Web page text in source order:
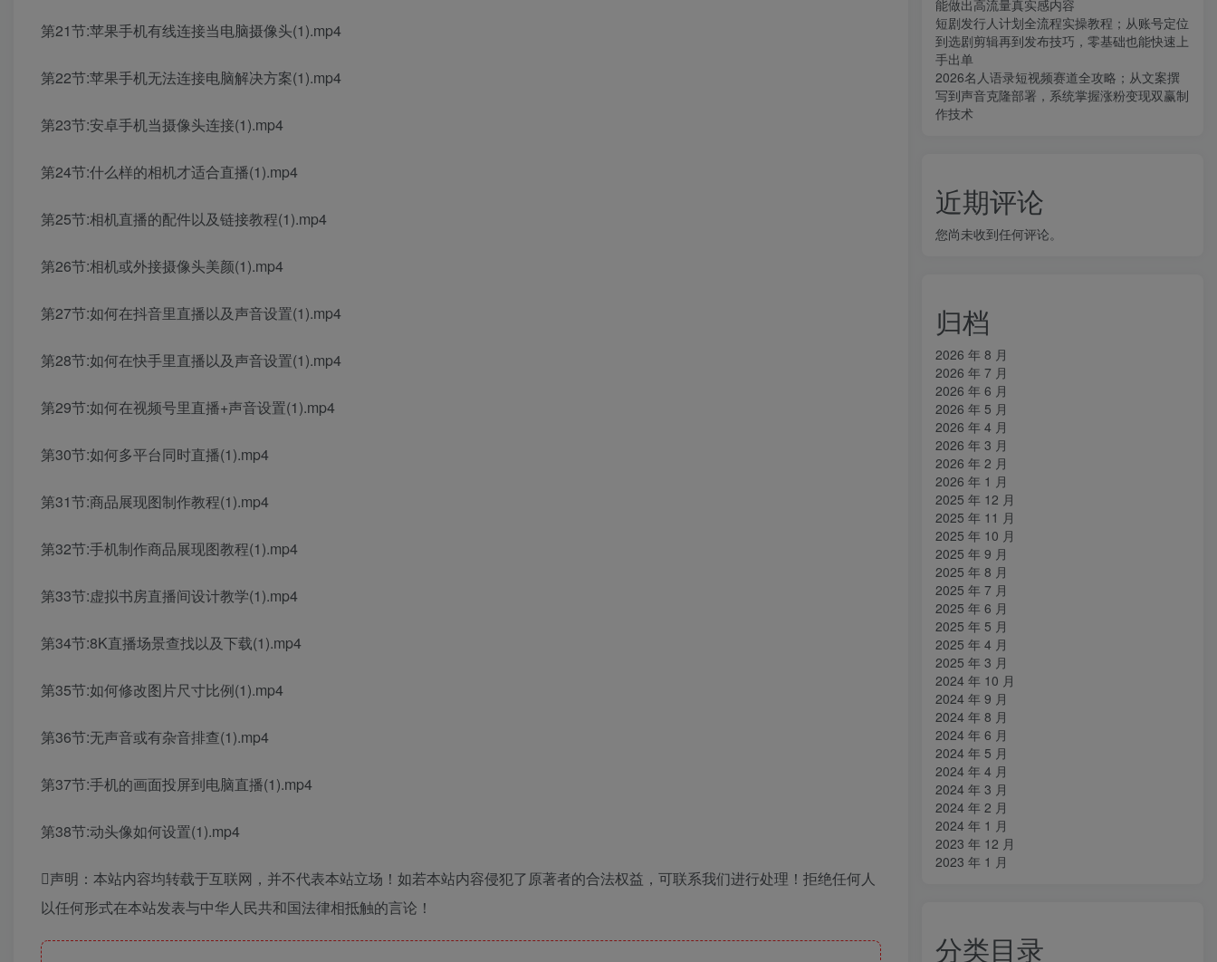
第21节:苹果手机有线连接当电脑摄像头(1).mp4
第22节:苹果手机无法连接电脑解决方案(1).mp4
第23节:安卓手机当摄像头连接(1).mp4
第24节:什么样的相机才适合直播(1).mp4
第25节:相机直播的配件以及链接教程(1).mp4
第26节:相机或外接摄像头美颜(1).mp4
第27节:如何在抖音里直播以及声音设置(1).mp4
第28节:如何在快手里直播以及声音设置(1).mp4
第29节:如何在视频号里直播+声音设置(1).mp4
第30节:如何多平台同时直播(1).mp4
第31节:商品展现图制作教程(1).mp4
第32节:手机制作商品展现图教程(1).mp4
第33节:虚拟书房直播间设计教学(1).mp4
第34节:8K直播场景查找以及下载(1).mp4
第35节:如何修改图片尺寸比例(1).mp4
第36节:无声音或有杂音排查(1).mp4
第37节:手机的画面投屏到电脑直播(1).mp4
第38节:动头像如何设置(1).mp4
声明：本站内容均转载于互联网，并不代表本站立场！如若本站内容侵犯了原著者的合法权益，可联系我们进行处理！拒绝任何人
以任何形式在本站发表与中华人民共和国法律相抵触的言论！
能做出高流量真实感内容
短剧发行人计划全流程实操教程；从账号定位
到选剧剪辑再到发布技巧，零基础也能快速上
手出单
2026名人语录短视频赛道全攻略；从文案撰
写到声音克隆部署，系统掌握涨粉变现双赢制
作技术
近期评论
您尚未收到任何评论。
归档
2026 年 8 月
2026 年 7 月
2026 年 6 月
2026 年 5 月
2026 年 4 月
2026 年 3 月
2026 年 2 月
2026 年 1 月
2025 年 12 月
2025 年 11 月
2025 年 10 月
2025 年 9 月
2025 年 8 月
2025 年 7 月
2025 年 6 月
2025 年 5 月
2025 年 4 月
2025 年 3 月
2024 年 10 月
2024 年 9 月
2024 年 8 月
2024 年 6 月
2024 年 5 月
2024 年 4 月
2024 年 3 月
2024 年 2 月
2024 年 1 月
2023 年 12 月
2023 年 1 月
分类目录